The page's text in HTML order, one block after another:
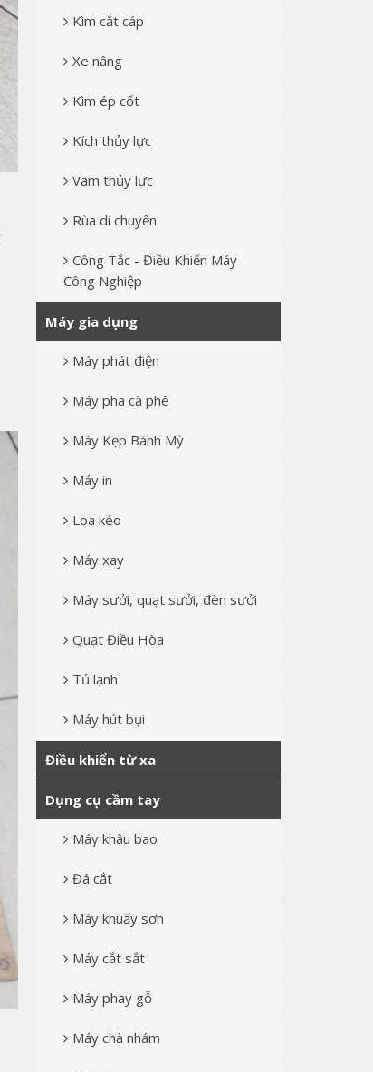
Kìm cắt cáp
Xe nâng
Kìm ép cốt
Kích thủy lực
Vam thủy lực
Rùa di chuyển
Công Tắc - Điều Khiển Máy
Công Nghiệp
Máy gia dụng
Máy phát điện
Máy pha cà phê
Máy Kẹp Bánh Mỳ
Máy in
Loa kéo
Máy xay
Máy sưởi, quạt sưởi, đèn sưởi
Quạt Điều Hòa
Tủ lạnh
Máy hút bụi
Điều khiển từ xa
Dụng cụ cầm tay
Máy khâu bao
Đá cắt
Máy khuấy sơn
Máy cắt sắt
Máy phay gỗ
Máy chà nhám